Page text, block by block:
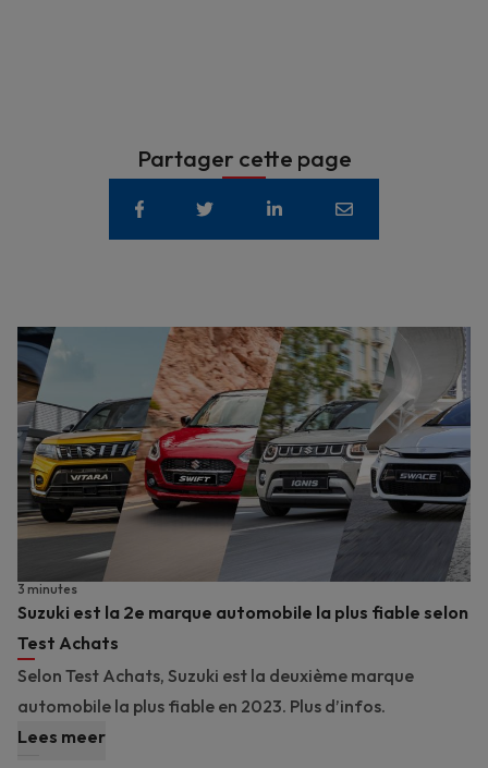
Partager cette page
Suzuki est la 2e marque automobile la plus fiable selon
Test Achats
3 minutes
Selon Test Achats, Suzuki est la deuxième marque
automobile la plus fiable en 2023. Plus d’infos.
Lees meer